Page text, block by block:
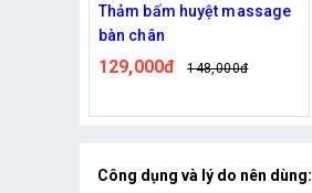
Búa massage vòi kinh lạc
dụng cụ lưng silicone
ALIZZ
186,000đ 220,000đ
Công dụng và lý do nên dùng: